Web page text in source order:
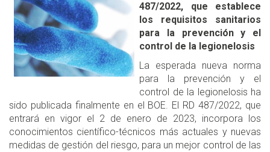
487/2022, que establece
los requisitos sanitarios
para la prevención y el
control de la legionelosis
La esperada nueva norma
para la prevención y el
control de la legionelosis ha
sido publicada finalmente en el BOE. El RD 487/2022, que
entrará en vigor el 2 de enero de 2023, incorpora los
conocimientos científico-técnicos más actuales y nuevas
medidas de gestión del riesgo, para un mejor control de las